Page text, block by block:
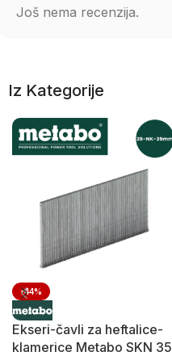
Još nema recenzija.
Iz Kategorije
-44%
Ekseri-čavli za heftalice-
klamerice Metabo SKN 35